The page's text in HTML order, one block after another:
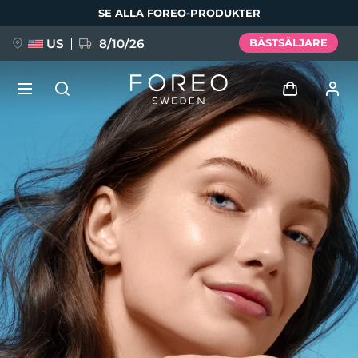
SE ALLA FOREO-PRODUKTER
US 8/10/26 BÄSTSÄLJARE
Logga in
Användarprofil
Mina enheter
Mina beställningar
Mina adresser
Mina prenumerationer
FAQ™ Pure Beauty-Tech Elixir
BREAKING NEWS
issa™ Teeth Whitening Set
Språk
English Deutsch
Español
Français
Português
Polski
Русский
Türkçe
简体中文 繁體中文